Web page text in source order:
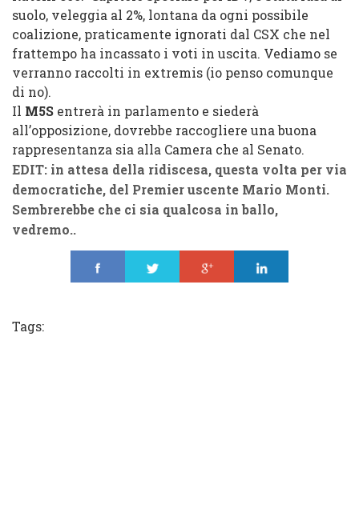
suolo, veleggia al 2%, lontana da ogni possibile
coalizione, praticamente ignorati dal CSX che nel
frattempo ha incassato i voti in uscita. Vediamo se
verranno raccolti in extremis (io penso comunque
di no).
Il M5S entrerà in parlamento e siederà
all’opposizione, dovrebbe raccogliere una buona
rappresentanza sia alla Camera che al Senato.
EDIT: in attesa della ridiscesa, questa volta per via
democratiche, del Premieruscente Mario Monti.
Sembrerebbe che ci sia qualcosa in ballo,
vedremo..
Tags: